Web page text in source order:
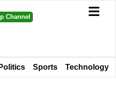
Channel
Politics Sports Technology